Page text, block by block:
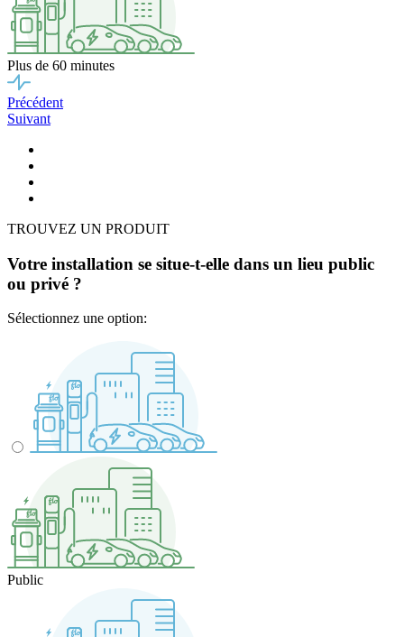
Plus de 60 minutes
Précédent
Suivant
TROUVEZ UN PRODUIT
Votre installation se situe-t-elle dans un lieu public
ou privé ?
Sélectionnez une option:
Public